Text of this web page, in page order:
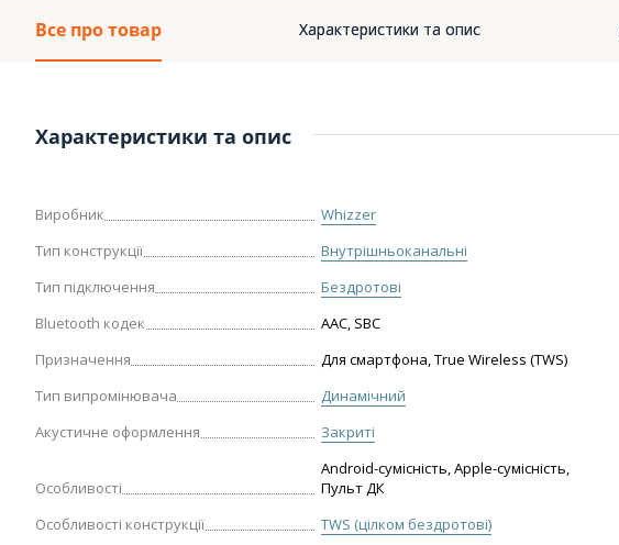
Все про товар Характеристики та опис
Характеристики та опис
Виробник
Whizzer
Тип конструкції
Внутрішньоканальні
Тип підключення
Бездротові
Bluetooth кодек
AAC, SBC
Призначення
Для смартфона, True Wireless (TWS)
Тип випромінювача
Динамічний
Акустичне оформлення
Закриті
Особливості
Android-сумісність, Apple-сумісність,
Пульт ДК
Особливості конструкції
TWS (цілком бездротові)